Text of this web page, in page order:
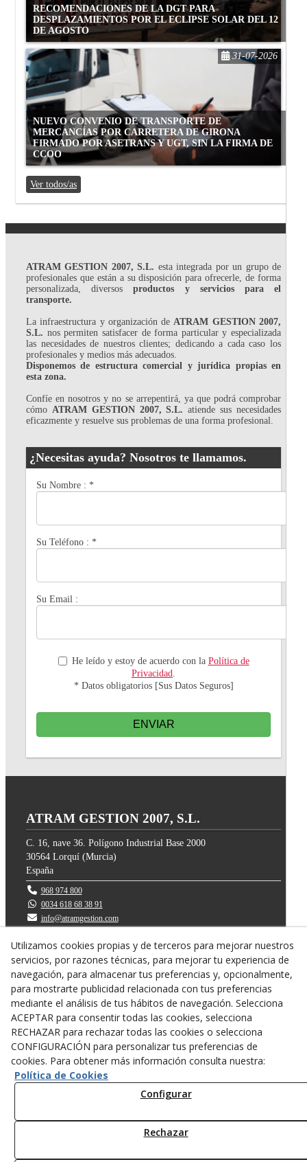
RECOMENDACIONES DE LA DGT PARA
DESPLAZAMIENTOS POR EL ECLIPSE SOLAR DEL 12
DE AGOSTO
NUEVO CONVENIO DE TRANSPORTE DE
MERCANCÍAS POR CARRETERA DE GIRONA
FIRMADO POR ASETRANS Y UGT, SIN LA FIRMA DE
CCOO
31-07-2026
Ver todos/as
ATRAM GESTION 2007, S.L. esta integrada por un grupo de
profesionales que están a su disposición para ofrecerle, de forma
personalizada, diversosproductos y servicios para el
transporte.
La infraestructura y organización de ATRAM GESTION 2007,
S.L. nos permiten satisfacer de forma particular y especializada
las necesidades de nuestros clientes; dedicando a cada caso los
profesionales y medios más adecuados.
Disponemos de estructura comercial y jurídica propias en
esta zona.
Confíe en nosotros y no se arrepentirá, ya que podrá comprobar
cómo ATRAM GESTION 2007, S.L. atiende sus necesidades
eficazmente y resuelve sus problemas de una forma profesional.
¿Necesitas ayuda? Nosotros te llamamos.
Su Nombre : *
Su Teléfono : *
Su Email :
He leído y estoy de acuerdo con la Política de
Privacidad
* Datos obligatorios [Sus Datos Seguros]
ENVIAR
ATRAM GESTION 2007, S.L.
C. 16, nave 36. Polígono Industrial Base 2000
30564 Lorquí (Murcia)
España
968 974 800
0034 618 68 38 91
info@atramgestion.com
Política de privacidad
Política Cookies
Utilizamos cookies propias y de terceros para mejorar nuestros
servicios, por razones técnicas, para mejorar tu experiencia de
navegación, para almacenar tus preferencias y, opcionalmente,
para mostrarte publicidad relacionada con tus preferencias
mediante el análisis de tus hábitos de navegación. Selecciona
ACEPTAR para consentir todas las cookies, selecciona
RECHAZAR para rechazar todas las cookies o selecciona
CONFIGURACIÓN para personalizar tus preferencias de
cookies. Para obtener más información consulta nuestra:
Política de Cookies
Configurar
Rechazar